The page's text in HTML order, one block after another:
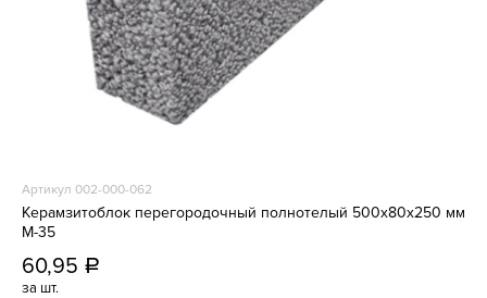
Артикул 002-000-062
Керамзитоблок перегородочный полнотелый 500x80x250 мм
М-35
60,95 a
за шт.